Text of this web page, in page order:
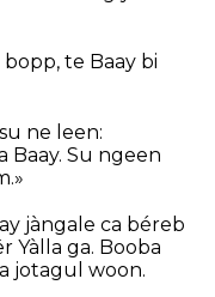
te Baay bi
ne leen:
Baay. Su ngeen
jàngale ca béreb
Yàlla ga. Booba
jotagul woon.